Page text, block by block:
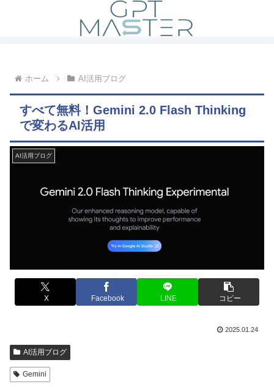
ホーム AI活用ブログ
すべて無料！Gemini 2.0 Flash Thinking
で変わるAI活用
AI活用ブログ
X Facebook LINE コピー
2025.01.24
AI活用ブログ
Gemini